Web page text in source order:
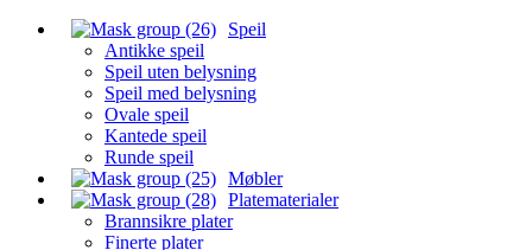
Speil
Antikke speil
Speil uten belysning
Speil med belysning
Ovale speil
Kantede speil
Runde speil
Møbler
Platematerialer
Brannsikre plater
Finerte plater